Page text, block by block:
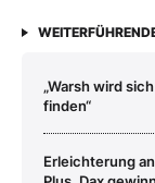
„Warsh wird
finden“
Erleichterung